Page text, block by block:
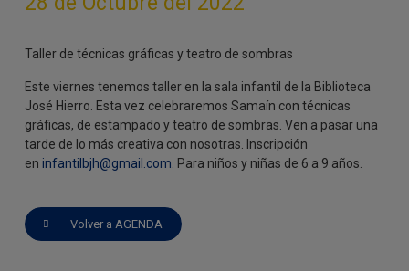
Taller de técnicas gráficas y teatro de sombras
Este viernes tenemos taller en la sala infantil de la Biblioteca
José Hierro. Esta vez celebraremos Samaín con técnicas
gráficas, de estampado y teatro de sombras. Ven a pasar una
tarde de lo más creativa con nosotras. Inscripción
en infantilbjh@gmail.com . Para niños y niñas de 6 a 9 años.
Volver a AGENDA